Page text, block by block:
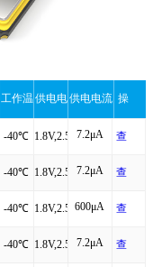
工作温
度
供电电
压
供电电流
（最大
值）
操
作
-40℃
to
+85℃
1.8V,2.5V,3.3V
7.2μA 查
看
详
细
-40℃
to
+85℃
1.8V,2.5V,3.3V
7.2μA 查
看
详
-40℃
to
1.8V,2.5V,3.3V
600μA 查
看
-40℃ 1.8V,2.5V,3.3V
7.2μA 查